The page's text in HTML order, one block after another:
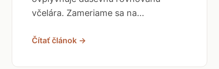
včelára. Zameriame sa na...
Čítať článok →